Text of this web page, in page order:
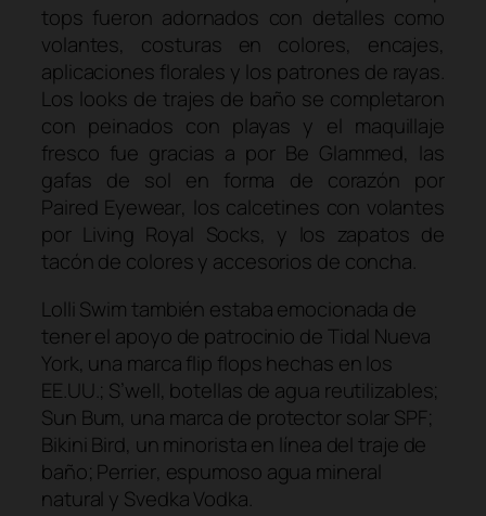
tops fueron adornados con detalles como
volantes, costuras en colores, encajes,
aplicaciones florales y los patrones de rayas.
Los looks de trajes de baño se completaron
con peinados con playas y el maquillaje
fresco fue gracias a por Be Glammed, las
gafas de sol en forma de corazón por
Paired Eyewear, los calcetines con volantes
por Living Royal Socks, y los zapatos de
tacón de colores y accesorios de concha.
Lolli Swim también estaba emocionada de
tener el apoyo de patrocinio de Tidal Nueva
York, una marcaflip flopshechas en los
EE.UU.; S’well , botellas de agua reutilizables;
Sun Bum, una marca de protector solar SPF;
Bikini Bird, un minorista en línea del traje de
baño; Perrier, espumoso agua mineral
natural y Svedka Vodka.